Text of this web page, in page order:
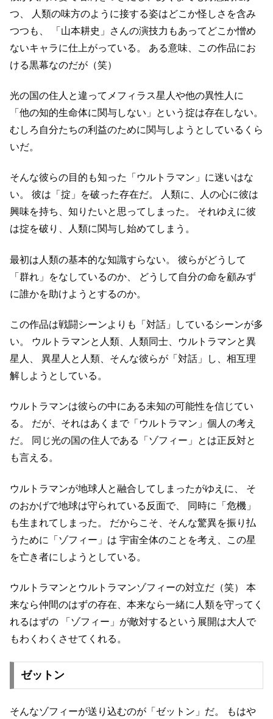
つ、
人類の味方のように接する姿はどこか怪しさを含み
つつも、
「山本耕史」さんの演技力もあってどこか憎め
ないキャラに仕上がっている。
ある意味、この作品にお
ける黒幕なのだが（笑）
光の国の住人と違ってメフィラス星人や他の異性人に
「他の知的生命体に関与しない」という掟は存在しない。
むしろ自分たちの利益のために関与しようとしているくら
いだ。
そんな彼らの目的も知った「ウルトラマン」に迷いはな
い。
彼は「掟」を破った存在だ。
人類に、人の心に彼は
興味を持ち、知りたいと思ってしまった。
それゆえに彼
は掟を破り、人類に関与し始めてしまう。
最初は人類の基本的な知識すらない。
彼らがどうして
「群れ」をなしているのか、
どうして自分の命を顧みず
に誰かを助けようとするのか。
この作品は戦闘シーンよりも「対話」しているシーンが多
い。
ウルトラマンと人類、人類同士、ウルトラマンと異
星人、
異星人と人類、そんな彼らが「対話」し、相互理
解しようとしている。
ウルトラマンは彼らの中にある未知の可能性を信じてい
る。
だが、それはあくまで「ウルトラマン」個人の考え
だ。
同じ光の国の住人である「ゾフィー」とは正反対と
も言える。
ウルトラマンが地球人と融合してしまったがゆえに、
そ
のおかげで地球は守られている反面で、
同時に「危機」
も生まれてしまった。
だからこそ、そんな驚異を振り払
うために「ゾフィー」は 宇宙全体のことを考え、この星
を亡き者にしようとしている。
ウルトラマンとウルトラマンゾフィーの対立だ（笑）
本
来なら仲間のはずの存在、本来なら一緒に人類を守ってく
れるはずの 「ゾフィー」が敵対するという展開は大人で
もわくわくさせてくれる。
ゼットン
そんなゾフィーが送り込むのが「ゼットン」だ。
もはや